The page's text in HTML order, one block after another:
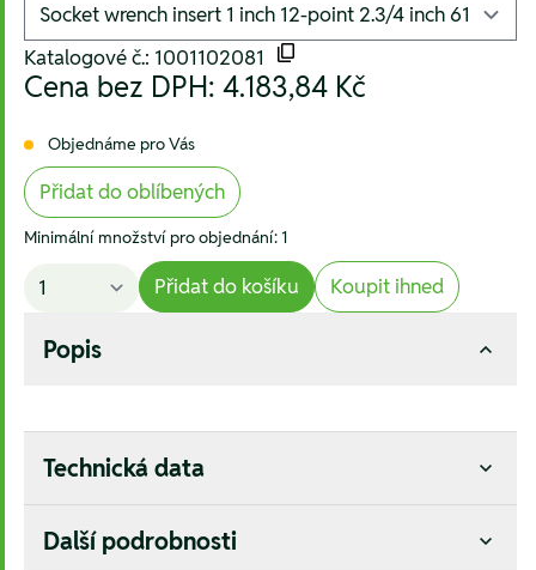
Katalogové č.: 1001102081
Cena bez DPH: 4.183,84 Kč
Objednáme pro Vás
Přidat do oblíbených
Minimální množství pro objednání: 1
Přidat do košíku Koupit ihned
Popis
Technická data
Další podrobnosti